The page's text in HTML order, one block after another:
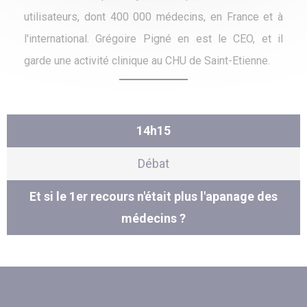
utilisateurs, dont 400 000 médecins, en France et à
l'international. Grégoire Pigné en est le CEO, et il
garde une activité clinique au CHU de Saint-Etienne.
14h15
Débat
Et si le 1er recours n'était plus l'apanage des
médecins ?